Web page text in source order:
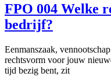
FPO 004 Welke
bedrijf?
Eenmanszaak,
rechtsvorm voor jouw
tijd bezig bent, zit